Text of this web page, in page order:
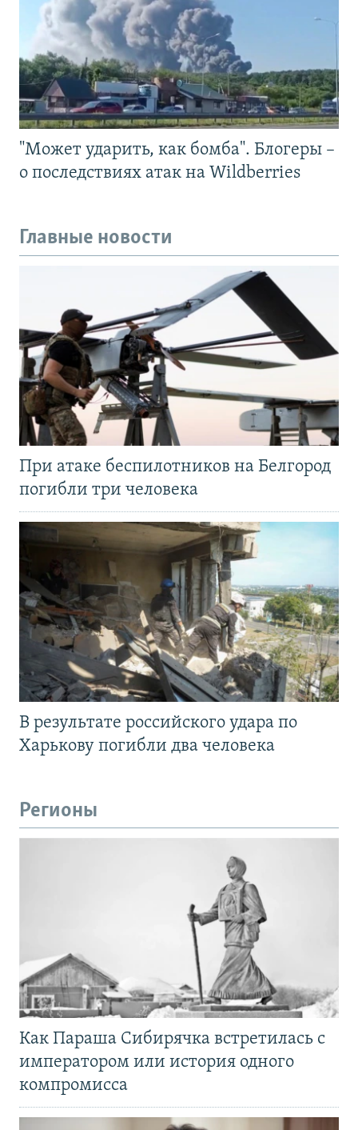
"Может ударить, как бомба". Блогеры –
о последствиях атак на Wildberries
Главные новости
При атаке беспилотников на Белгород
погибли три человека
В результате российского удара по
Харькову погибли два человека
Регионы
Как Параша Сибирячка встретилась с
императором или история одного
компромисса